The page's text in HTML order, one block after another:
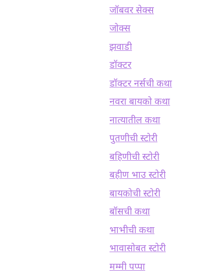
जॉबवर सेक्स
जोक्स
झवाडी
डॉक्टर
डॉक्टर नर्सची कथा
नवरा बायको कथा
नात्यातील कथा
पुतणीची स्टोरी
बहिणीची स्टोरी
बहीण भाउ स्टोरी
बायकोची स्टोरी
बॉसची कथा
भाभीची कथा
भावासोबत स्टोरी
मम्मी पप्पा